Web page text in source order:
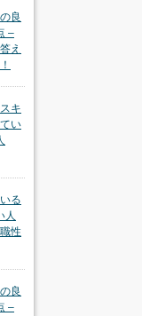
良
–
え
キ
い
る
人
性
良
–